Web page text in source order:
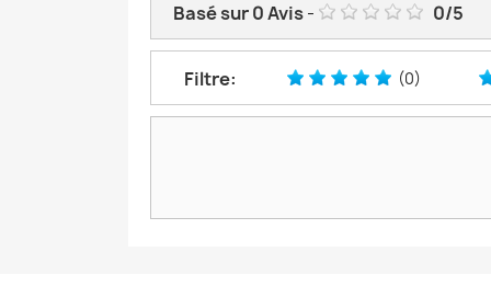
Basé sur0Avis- 0/5
Filtre: (0)